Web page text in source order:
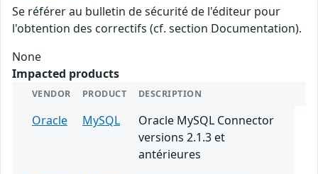
Se référer au bulletin de sécurité de l'éditeur pour
l'obtention des correctifs (cf. section Documentation).
None
Impacted products
VENDOR PRODUCT DESCRIPTION
Oracle MySQL
Oracle MySQL Connector
versions 2.1.3 et
antérieures